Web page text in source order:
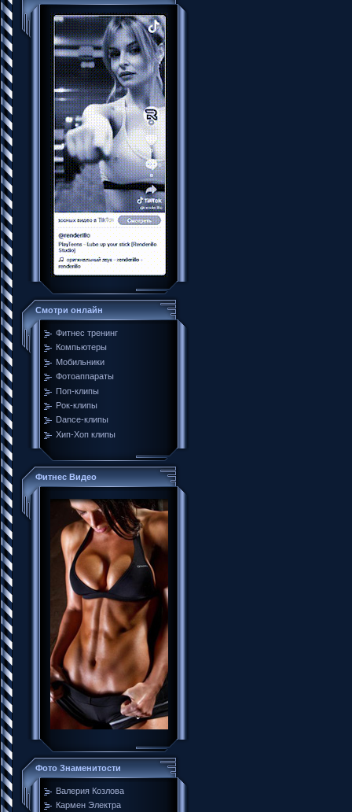
Смотри онлайн
Фитнес тренинг
Компьютеры
Мобильники
Фотоаппараты
Поп-клипы
Рок-клипы
Dance-клипы
Хип-Хоп клипы
Фитнес Видео
Фото Знаменитости
Валерия Козлова
Кармен Электра